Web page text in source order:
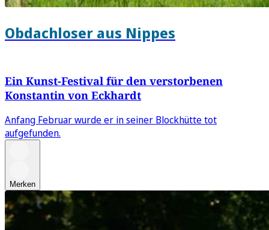
Obdachloser aus Nippes
Ein Kunst-Festival für den verstorbenen
Konstantin von Eckhardt
Anfang Februar wurde er in seiner Blockhütte tot
aufgefunden.
Merken